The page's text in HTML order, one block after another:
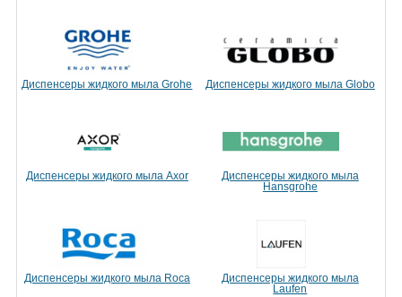
Диспенсеры жидкого мыла Grohe Диспенсеры жидкого мыла Globo
Диспенсеры жидкого мыла Axor
Диспенсеры жидкого мыла
Hansgrohe
Диспенсеры жидкого мыла Roca
Диспенсеры жидкого мыла
Laufen